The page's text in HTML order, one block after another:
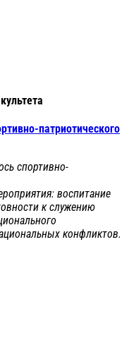
патриотического
спортивно-
воспитание
к служению
конфликтов.